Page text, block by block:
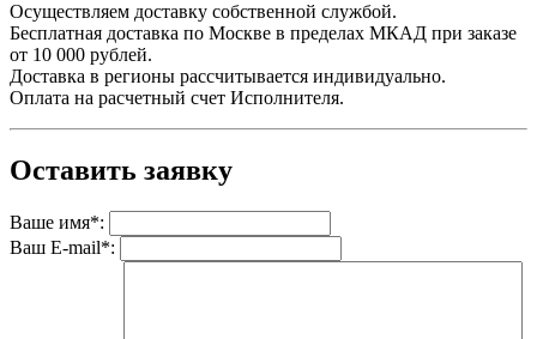
Осуществляем доставку собственной службой.
Бесплатная доставка по Москве в пределах МКАД при заказе
от 10 000 рублей.
Доставка в регионы рассчитывается индивидуально.
Оплата на расчетный счет Исполнителя.
Оставить заявку
Ваше имя*:
Ваш E-mail*: